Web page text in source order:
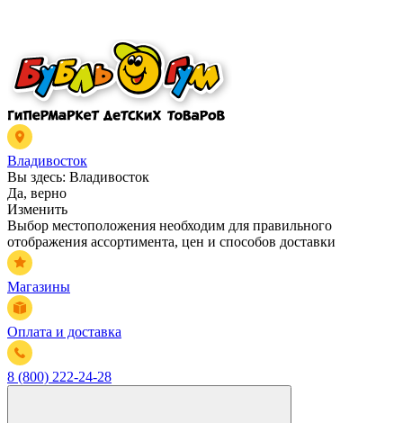
Владивосток
Вы здесь: Владивосток
Да, верно
Изменить
Выбор местоположения необходим для правильного
отображения ассортимента, цен и способов доставки
Магазины
Оплата и доставка
8 (800) 222-24-28